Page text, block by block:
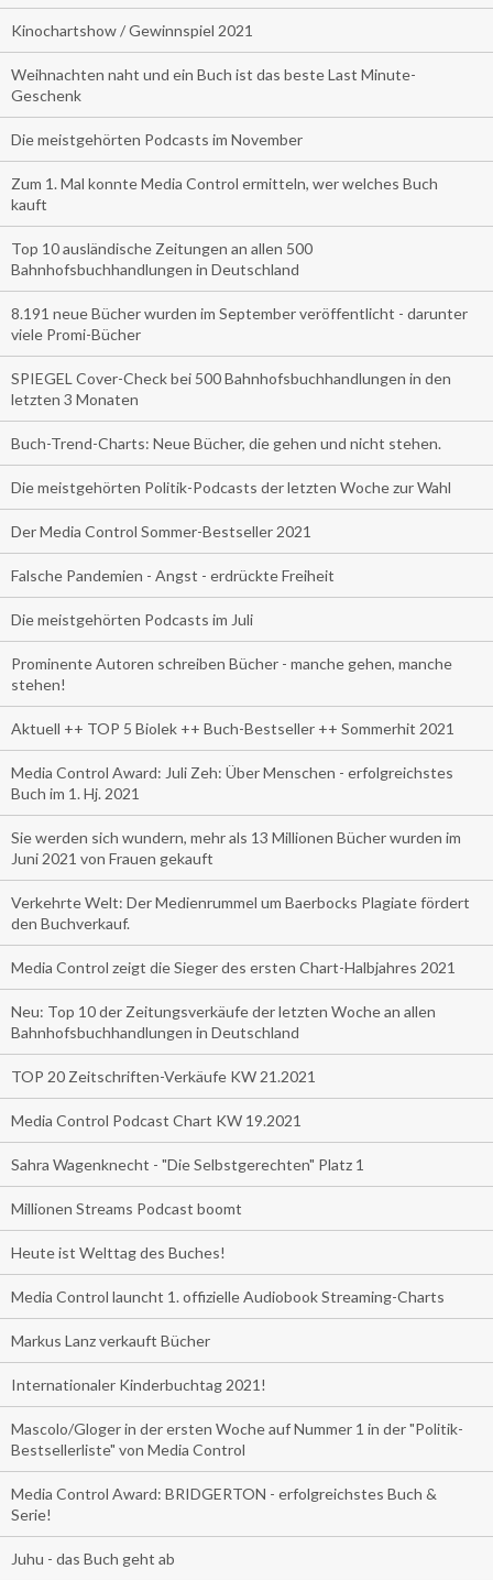
Kinochartshow / Gewinnspiel 2021
Weihnachten naht und ein Buch ist das beste Last Minute-
Geschenk
Die meistgehörten Podcasts im November
Zum 1. Mal konnte Media Control ermitteln, wer welches Buch
kauft
Top 10 ausländische Zeitungen an allen 500
Bahnhofsbuchhandlungen in Deutschland
8.191 neue Bücher wurden im September veröffentlicht - darunter
viele Promi-Bücher
SPIEGEL Cover-Check bei 500 Bahnhofsbuchhandlungen in den
letzten 3 Monaten
Buch-Trend-Charts: Neue Bücher, die gehen und nicht stehen.
Die meistgehörten Politik-Podcasts der letzten Woche zur Wahl
Der Media Control Sommer-Bestseller 2021
Falsche Pandemien - Angst - erdrückte Freiheit
Die meistgehörten Podcasts im Juli
Prominente Autoren schreiben Bücher - manche gehen, manche
stehen!
Aktuell ++ TOP 5 Biolek ++ Buch-Bestseller ++ Sommerhit 2021
Media Control Award: Juli Zeh: Über Menschen - erfolgreichstes
Buch im 1. Hj. 2021
Sie werden sich wundern, mehr als 13 Millionen Bücher wurden im
Juni 2021 von Frauen gekauft
Verkehrte Welt: Der Medienrummel um Baerbocks Plagiate fördert
den Buchverkauf.
Media Control zeigt die Sieger des ersten Chart-Halbjahres 2021
Neu: Top 10 der Zeitungsverkäufe der letzten Woche an allen
Bahnhofsbuchhandlungen in Deutschland
TOP 20 Zeitschriften-Verkäufe KW 21.2021
Media Control Podcast Chart KW 19.2021
Sahra Wagenknecht - "Die Selbstgerechten" Platz 1
Millionen Streams Podcast boomt
Heute ist Welttag des Buches!
Media Control launcht 1. offizielle Audiobook Streaming-Charts
Markus Lanz verkauft Bücher
Internationaler Kinderbuchtag 2021!
Mascolo/Gloger in der ersten Woche auf Nummer 1 in der "Politik-
Bestsellerliste" von Media Control
Media Control Award: BRIDGERTON - erfolgreichstes Buch &
Serie!
Juhu - das Buch geht ab